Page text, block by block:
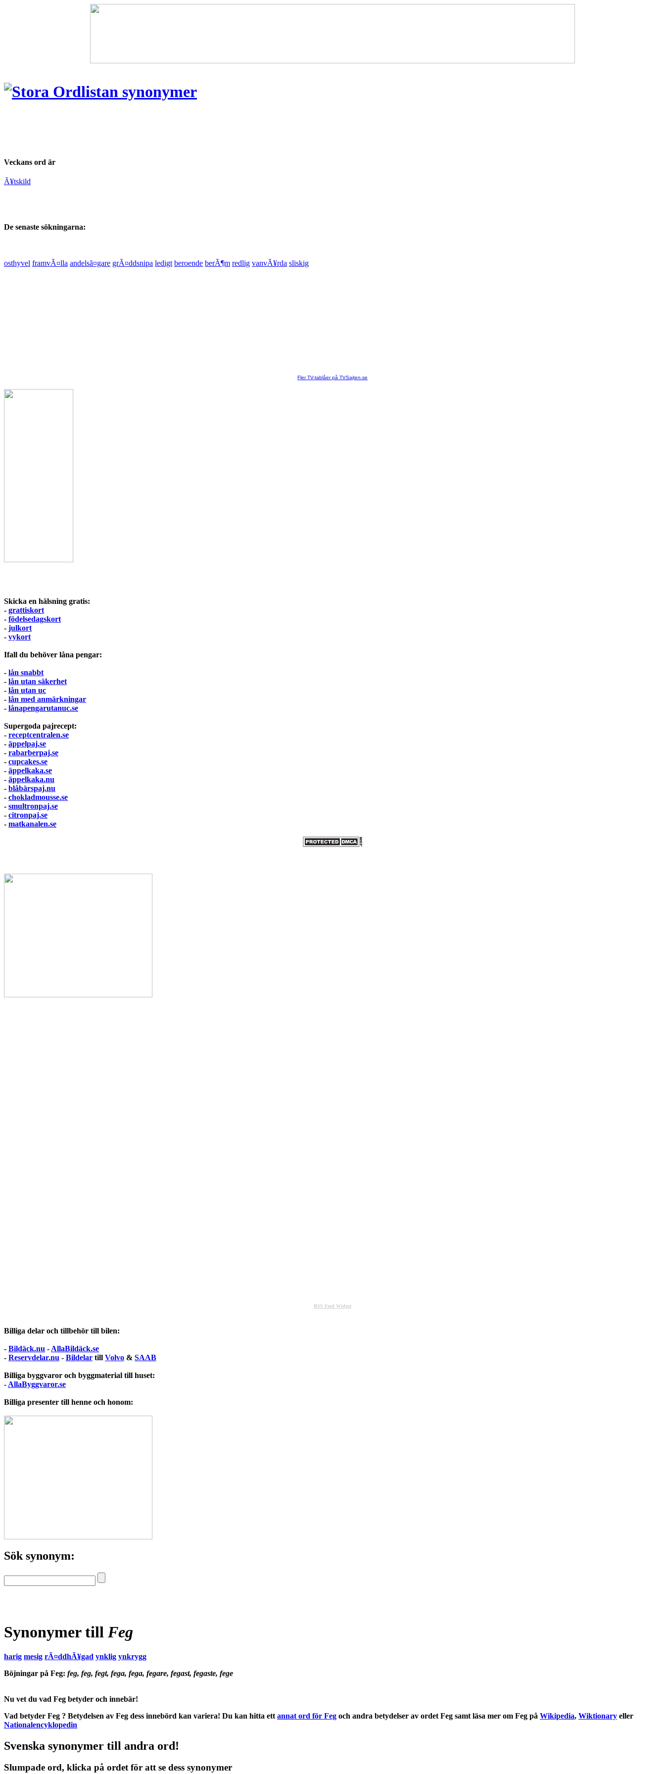
Veckans ord är
Ã¥tskild
De senaste sökningarna:
osthyvel framvÃ¤lla andelsã¤gare grÃ¤ddsnipa ledigt beroende berÃ¶m redlig vanvÃ¥rda sliskig
Fler TV-tablåer på TVSajten.se
Skicka en hälsning gratis:
- grattiskort
- födelsedagskort
- julkort
- vykort
Ifall du behöver låna pengar:
- lån snabbt
- lån utan säkerhet
- lån utan uc
- lån med anmärkningar
- lånapengarutanuc.se
Supergoda pajrecept:
- receptcentralen.se
- äppelpaj.se
- rabarberpaj.se
- cupcakes.se
- äppelkaka.se
- äppelkaka.nu
- blåbärspaj.nu
- chokladmousse.se
- smultronpaj.se
- citronpaj.se
- matkanalen.se
RSS Feed Widget
Billiga delar och tillbehör till bilen:
- Bildäck.nu - AllaBildäck.se
- Reservdelar.nu - Bildelar till Volvo & SAAB
Billiga byggvaror och byggmaterial till huset:
- AllaByggvaror.se
Billiga presenter till henne och honom:
Sök synonym:
Synonymer till Feg
harig mesig rÃ¤ddhÃ¥gad ynklig ynkrygg
Böjningar på Feg: feg, feg, fegt, fega, fega, fegare, fegast, fegaste, fege
Nu vet du vad Feg betyder och innebär!
Vad betyder Feg ? Betydelsen av Feg dess innebörd kan variera! Du kan hitta ett annat ord för Feg och andra betydelser av ordet Feg samt läsa mer om Feg på Wikipedia, Wiktionary eller
Nationalencyklopedin
Svenska synonymer till andra ord!
Slumpade ord, klicka på ordet för att se dess synonymer